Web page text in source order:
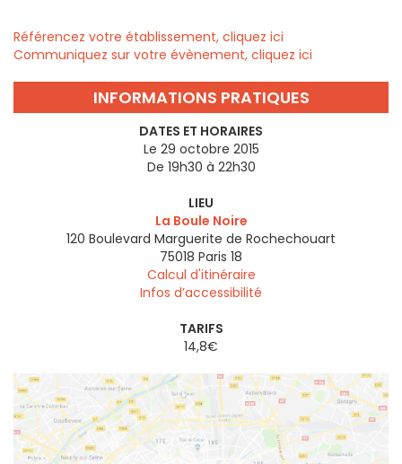
Référencez votre établissement, cliquez ici
Communiquez sur votre évènement, cliquez ici
INFORMATIONS PRATIQUES
DATES ET HORAIRES
Le 29 octobre 2015
De 19h30 à 22h30
LIEU
La Boule Noire
120 Boulevard Marguerite de Rochechouart
75018 Paris 18
Calcul d'itinéraire
Infos d’accessibilité
TARIFS
14,8€